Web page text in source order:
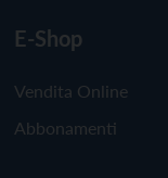
E-Shop
Vendita Online
Abbonamenti